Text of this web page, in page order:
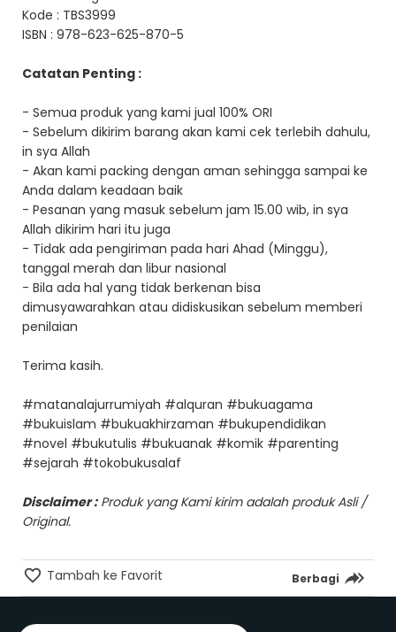
Kode : TBS3999
ISBN : 978-623-625-870-5
Catatan Penting :
- Semua produk yang kami jual 100% ORI
- Sebelum dikirim barang akan kami cek terlebih dahulu,
in sya Allah
- Akan kami packing dengan aman sehingga sampai ke
Anda dalam keadaan baik
- Pesanan yang masuk sebelum jam 15.00 wib, in sya
Allah dikirim hari itu juga
- Tidak ada pengiriman pada hari Ahad (Minggu),
tanggal merah dan libur nasional
- Bila ada hal yang tidak berkenan bisa
dimusyawarahkan atau didiskusikan sebelum memberi
penilaian
Terima kasih.
#matanalajurrumiyah #alquran #bukuagama
#bukuislam #bukuakhirzaman #bukupendidikan
#novel #bukutulis #bukuanak #komik #parenting
#sejarah #tokobukusalaf
Disclaimer :Produk yang Kami kirim adalah produk Asli /
Original.
Tambah ke Favorit Berbagi